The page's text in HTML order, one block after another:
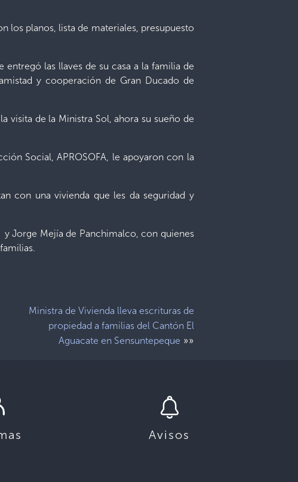
los planos, lista de materiales, presupuesto
las llaves de su casa a la familia de
y cooperación de Gran Ducado de
visita de la Ministra Sol, ahora su sueño de
Social, APROSOFA, le apoyaron con la
con una vivienda que les da seguridad y
Jorge Mejía de Panchimalco, con quienes
Ministra de Vivienda lleva escrituras de
propiedad a familias del Cantón El
Aguacate en Sensuntepeque »»
Avisos